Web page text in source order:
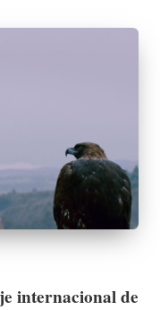
internacional de